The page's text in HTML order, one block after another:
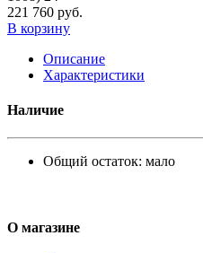
221 760 руб.
В корзину
Описание
Характеристики
Наличие
Общий остаток: мало
О магазине